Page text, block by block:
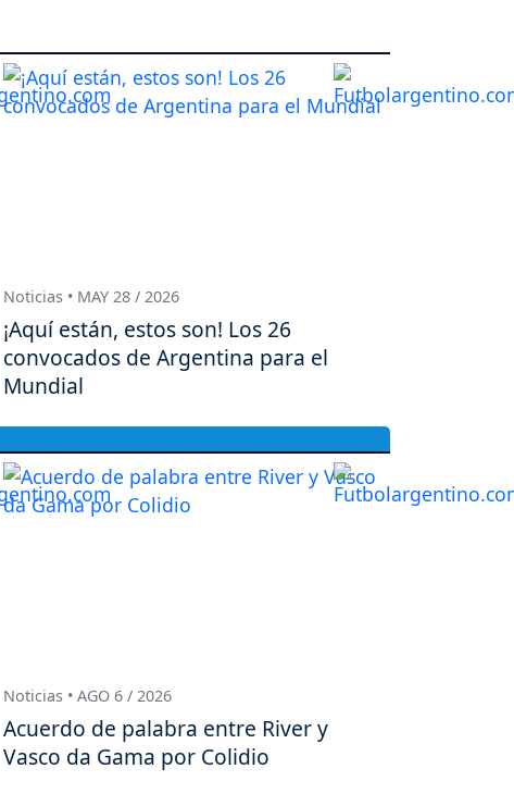
Noticias • MAY 28 / 2026
¡Aquí están, estos son! Los 26
convocados de Argentina para el
Mundial
Noticias • AGO 6 / 2026
Acuerdo de palabra entre River y
Vasco da Gama por Colidio